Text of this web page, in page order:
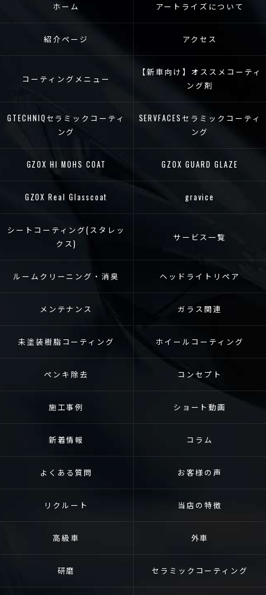
ホーム アートライズについて
紹介ページ アクセス
コーティングメニュー
【新車向け】オススメコーティ
ング剤
GTECHNIQセラミックコーティ
ング
SERVFACESセラミックコーティ
ング
GZOX HI MOHS COAT GZOX GUARD GLAZE
GZOX Real Glasscoat gravice
シートコーティング(スタレッ
クス)
サービス一覧
ルームクリーニング・消臭 ヘッドライトリペア
メンテナンス ガラス関連
未塗装樹脂コーティング ホイールコーティング
ペンキ除去 コンセプト
施工事例 ショート動画
新着情報 コラム
よくある質問 お客様の声
リクルート 当店の特徴
高級車 外車
研磨 セラミックコーティング